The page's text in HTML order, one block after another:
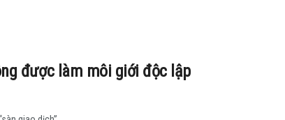
được làm môi giới độc lập